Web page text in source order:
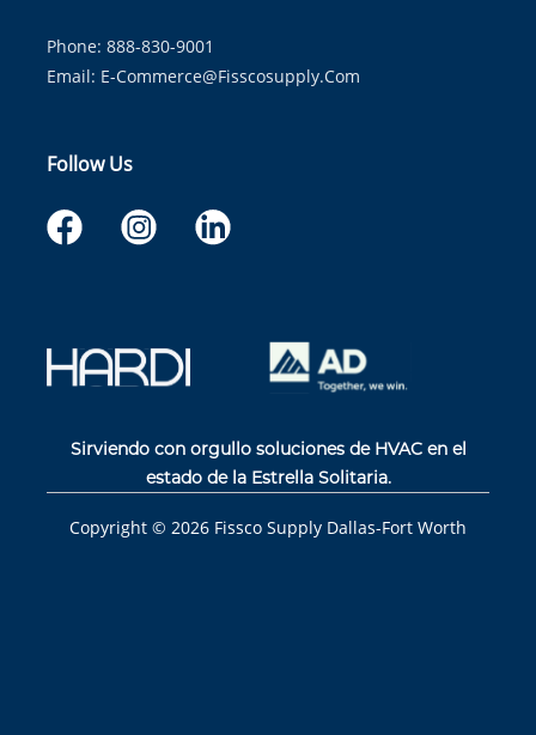
Phone: 888-830-9001
Email: E-Commerce@fisscosupply.com
Follow Us
Sirviendo con orgullo soluciones de HVAC en el
estado de la Estrella Solitaria.
Copyright © 2026 Fissco Supply Dallas-Fort Worth